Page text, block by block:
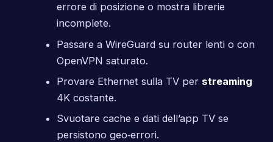
errore di posizione o mostra librerie
incomplete.
Passare a WireGuard su router lenti o con
OpenVPN saturato.
Provare Ethernet sulla TV per streaming
4K costante.
Svuotare cache e dati dell’app TV se
persistono geo‑errori.